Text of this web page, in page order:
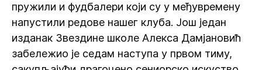
пружили и фудбалери који су у међувремену
напустили редове нашег клуба. Још један
изданак Звездине школе Алекса Дамјановић
забележио је седам наступа у првом тиму,